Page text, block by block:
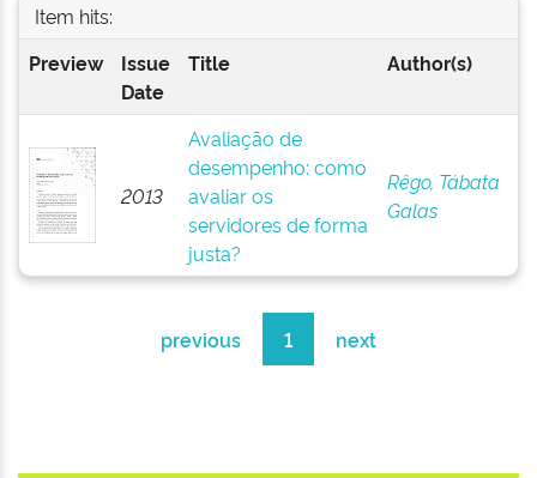
Item hits:
Preview
Issue
Date
Title Author(s)
2013
Avaliação de
desempenho: como
avaliar os
servidores de forma
justa?
Rêgo, Tábata
Galas
previous 1 next